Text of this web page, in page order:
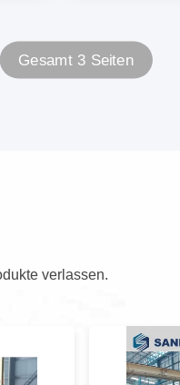
Gesamt 3 Seiten
verlassen.